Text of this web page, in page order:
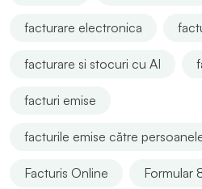
facturare electronica
facturare si stocuri cu AI
facturi emise
facturile emise către
Facturis Online Formular